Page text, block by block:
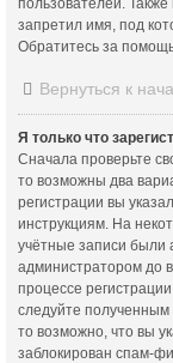
запретил имя, под
Обратитесь за
Вернуться к
Я только что
Сначала проверьте
то возможны два
регистрации вы
инструкциям. На
учётные записи были
администратором до
процессе
следуйте
то возможно, что вы
заблокирован спам-